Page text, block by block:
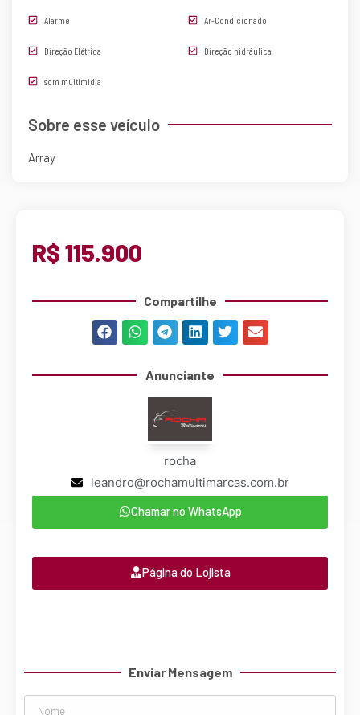
Alarme Ar-Condicionado
Direção Elétrica Direção hidráulica
som multimidia
Sobre esse veículo
Array
R$ 115.900
Compartilhe
Anunciante
rocha
leandro@rochamultimarcas.com.br
Chamar no WhatsApp
Página do Lojista
Enviar Mensagem